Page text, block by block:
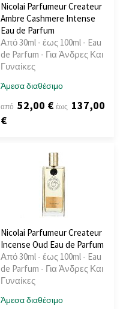
Nicolai Parfumeur Createur
Ambre Cashmere Intense
Eau de Parfum
Από 30ml - έως 100ml - Eau
de Parfum - Για Άνδρες Και
Γυναίκες
Άμεσα διαθέσιμο
από 52,00 € έως 137,00
€
Nicolai Parfumeur Createur
Incense Oud Eau de Parfum
Από 30ml - έως 100ml - Eau
de Parfum - Για Άνδρες Και
Γυναίκες
Άμεσα διαθέσιμο